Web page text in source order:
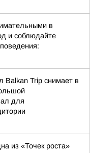
в
и соблюдайте
Balkan Trip снимает в
для
из «Точек роста»